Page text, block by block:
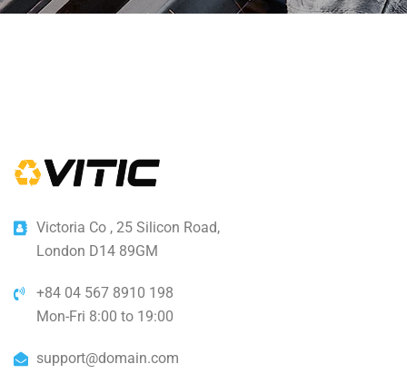
Victoria Co , 25 Silicon Road,
London D14 89GM
+84 04 567 8910 198
Mon-Fri 8:00 to 19:00
support@domain.com